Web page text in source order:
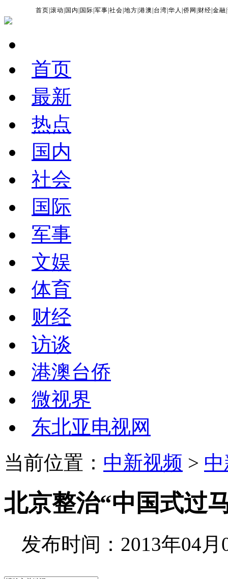
首页 |滚动 国内 国际 |军事 |社会 |地方 |港澳 台湾 |华人 |侨网 财经 |金融 |
首页
最新
热点
国内
社会
国际
军事
文娱
体育
财经
访谈
港澳台侨
微视界
东北亚电视网
当前位置： 中新视频 >
北京整治“中国式过
发布时间：2013年04月